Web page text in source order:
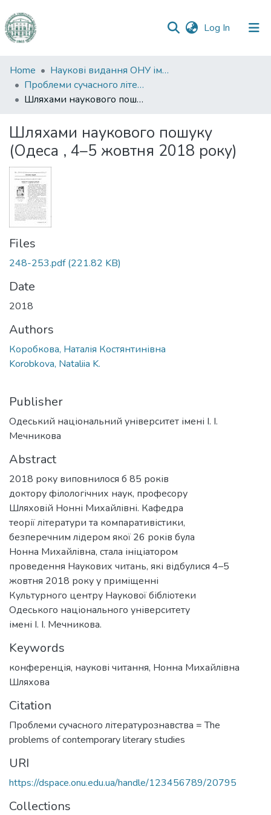
Log In (current)
Communities
&
Collections
Statistics
Home
Наукові видання ОНУ імені І. І. Мечникова
Проблеми сучасного літературознавства
Шляхами наукового пошуку (Одеса , 4–5 жовтня 2018 року)
Шляхами наукового пошуку
(Одеса , 4–5 жовтня 2018 року)
Files
248-253.pdf(221.82 KB)
Date
2018
Authors
Коробкова, Наталія Костянтинівна
Korobkova, Nataliia K.
Publisher
Одеський національний університет імені І. І.
Мечникова
Abstract
2018 року виповнилося б 85 років
доктору філологічних наук, професору
Шляховій Нонні Михайлівні. Кафедра
теорії літератури та компаративістики,
безперечним лідером якої 26 років була
Нонна Михайлівна, стала ініціатором
проведення Наукових читань, які відбулися 4–5
жовтня 2018 року у приміщенні
Культурного центру Наукової бібліотеки
Одеського національного університету
імені І. І. Мечникова.
Keywords
конференція, наукові читання, Нонна Михайлівна
Шляхова
Citation
Проблеми сучасного літературознавства = The
problems of contemporary literary studies
URI
https://dspace.onu.edu.ua/handle/123456789/20795
Collections